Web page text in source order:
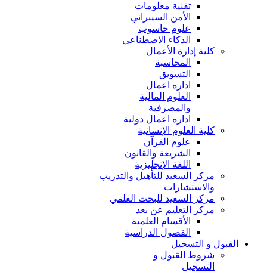
تقنية معلومات
الأمن السيبراني
علوم حاسوب
الذكاء الاصطناعي
كلية إدارة الأعمال
المحاسبة
التسويق
اداره اعمال
العلوم المالية
والمصرفية
اداره اعمال دولية
كلية العلوم الإنسانية
علوم القرآن
الشريعة والقانون
اللغة الإنجليزية
مركز السعيد للتأهيل والتدريب
والاستشارات
مركز السعيد للبحث العلمي
مركز التعليم عن بعد
الأقسام العلمية
الفصول الدراسية
القبول و التسجيل
شروط القبول و
التسجيل